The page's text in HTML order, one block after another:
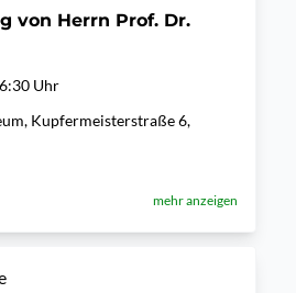
von Herrn Prof. Dr.
Uhr
Kupfermeisterstraße 6,
mehr anzeigen